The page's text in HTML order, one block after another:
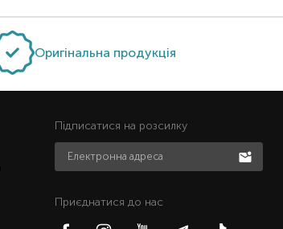
Оригінальна продукція
Підписатися на розсилку
Приєднатися до нас